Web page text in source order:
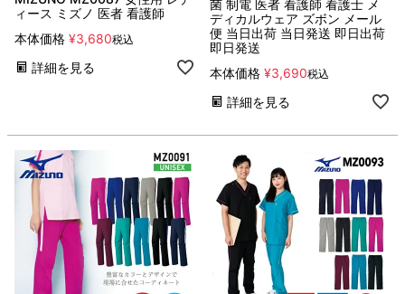
ィース ミズノ 医者 看護師
本体価格 ¥3,680税込
詳細を見る
菌 制電 医者 看護師 看護士 メ
ディカルウェア ズボン メール
便 当日出荷 当日発送 即日出荷
即日発送
本体価格 ¥3,690税込
詳細を見る